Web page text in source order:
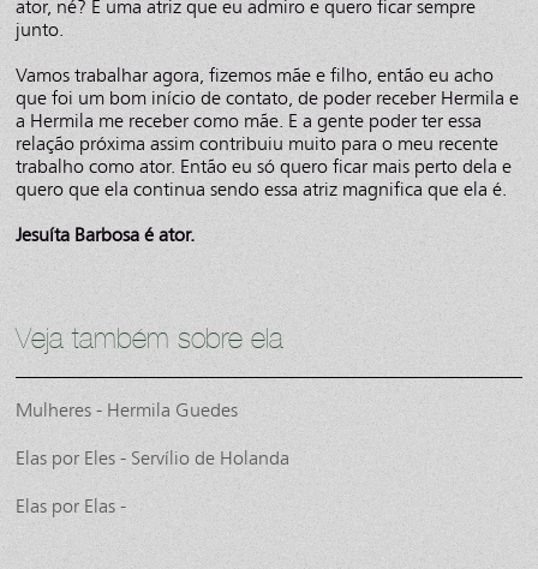
ator, né? É uma atriz que eu admiro e quero ficar sempre
junto.
Vamos trabalhar agora, fizemos mãe e filho, então eu acho
que foi um bom início de contato, de poder receber Hermila e
a Hermila me receber como mãe. E a gente poder ter essa
relação próxima assim contribuiu muito para o meu recente
trabalho como ator. Então eu só quero ficar mais perto dela e
quero que ela continua sendo essa atriz magnifica que ela é.
Jesuíta Barbosa é ator.
Veja também sobre ela
Mulheres - Hermila Guedes
Elas por Eles - Servílio de Holanda
Elas por Elas -